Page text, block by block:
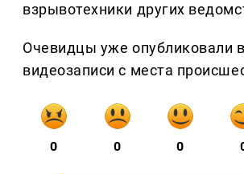
взрывотехники других
Очевидцы уже опубликовали
видеозаписи с места
0 0 0